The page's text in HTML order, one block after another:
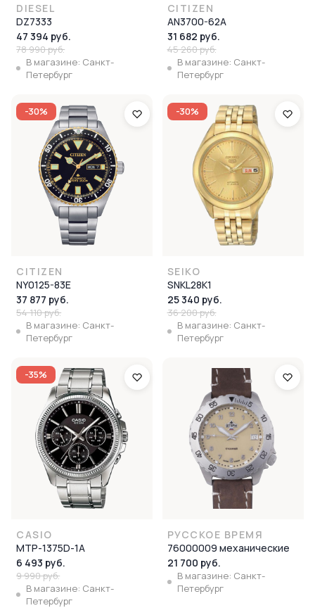
DIESEL
DZ7333
47 394 руб.
78 990 руб.
В магазине: Санкт-
Петербург
CITIZEN
AN3700-62A
31 682 руб.
45 260 руб.
В магазине: Санкт-
Петербург
-30%
CITIZEN
NY0125-83E
37 877 руб.
54 110 руб.
В магазине: Санкт-
Петербург
-30%
SEIKO
SNKL28K1
25 340 руб.
36 200 руб.
В магазине: Санкт-
Петербург
-35%
CASIO
MTP-1375D-1A
6 493 руб.
9 990 руб.
В магазине: Санкт-
Петербург
РУССКОЕ ВРЕМЯ
76000009 механические
21 700 руб.
В магазине: Санкт-
Петербург